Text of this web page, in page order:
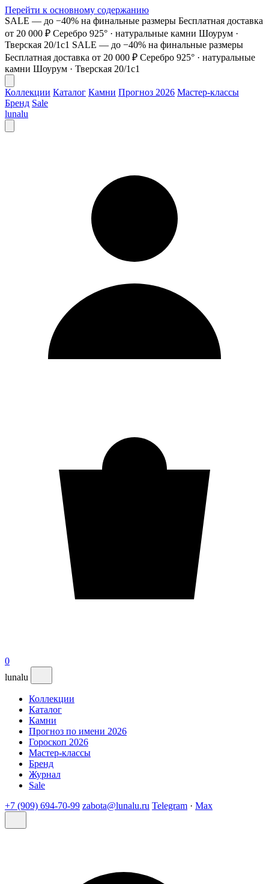
Перейти к основному содержанию
SALE — до −40% на финальные размеры Бесплатная доставка
от 20 000 ₽ Серебро 925° · натуральные камни Шоурум ·
Тверская 20/1с1 SALE — до −40% на финальные размеры
Бесплатная доставка от 20 000 ₽ Серебро 925° · натуральные
камни Шоурум · Тверская 20/1с1
Коллекции Каталог Камни Прогноз 2026 Мастер-классы
Бренд Sale
lunalu
0
lunalu
Коллекции
Каталог
Камни
Прогноз по имени 2026
Гороскоп 2026
Мастер-классы
Бренд
Журнал
Sale
+7 (909) 694-70-99 zabota@lunalu.ru Telegram · Max